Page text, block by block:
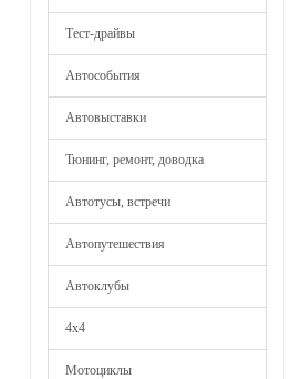
Тест-драйвы
Автособытия
Автовыставки
Тюнинг, ремонт, доводка
Автотусы, встречи
Автопутешествия
Автоклубы
4х4
Мотоциклы